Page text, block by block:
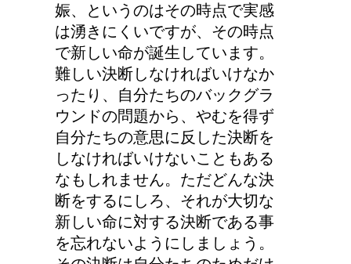
娠、というのはその時点で実感
は湧きにくいですが、その時点
で新しい命が誕生しています。
難しい決断しなければいけなか
ったり、自分たちのバックグラ
ウンドの問題から、やむを得ず
自分たちの意思に反した決断を
しなければいけないこともある
なもしれません。ただどんな決
断をするにしろ、それが大切な
新しい命に対する決断である事
を忘れないようにしましょう。